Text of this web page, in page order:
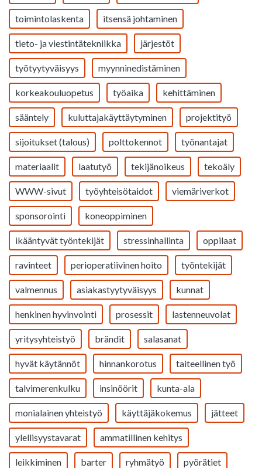
toimintolaskenta itsensä johtaminen
tieto- ja viestintätekniikka järjestöt
työtyytyväisyys myynninedistäminen
korkeakouluopetus työaika kehittäminen
sääntely kuluttajakäyttäytyminen projektityö
sijoitukset (talous) polttokennot työnantajat
materiaalit laatutyö tekijänoikeus tekoäly
WWW-sivut työyhteisötaidot viemäriverkot
sponsorointi koneoppiminen
ikääntyvät työntekijät stressinhallinta oppilaat
ravinteet perioperatiivinen hoito työntekijät
valmennus asiakastyytyväisyys kunnat
henkinen hyvinvointi prosessit lastenneuvolat
yritysyhteistyö brändit salasanat
hyvät käytännöt hinnankorotus taiteellinen työ
talvimerenkulku insinöörit kunta-ala
monialainen yhteistyö käyttäjäkokemus jätteet
ylellisyystavarat ammatillinen kehitys
leikkiminen barter ryhmätyö pyörätiet